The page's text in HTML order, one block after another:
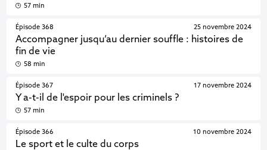
57 min
Épisode 368
Accompagner jusqu’au dernier souffle : histoires de
fin de vie
25 novembre 2024
58 min
Épisode 367
Y a-t-il de l'espoir pour les criminels ?
17 novembre 2024
57 min
Épisode 366
Le sport et le culte du corps
10 novembre 2024